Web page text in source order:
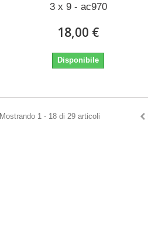
3 x 9 - ac970
18,00 €
Disponibile
Mostrando 1 - 18 di 29 articoli